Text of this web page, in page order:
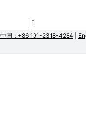
中国：+86 191-2318-4284